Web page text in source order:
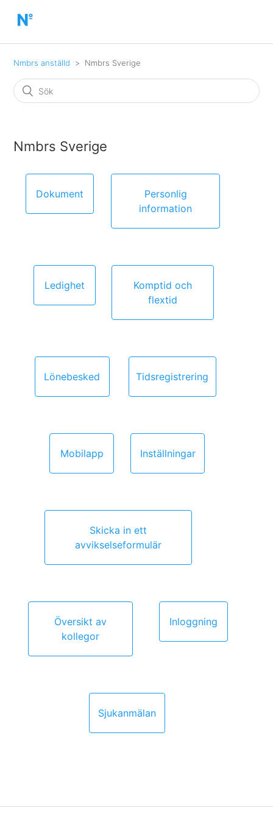
Nmbrs anställd Nmbrs Sverige
Nmbrs Sverige
Dokument
Personlig
information
Ledighet
Komptid och
flextid
Lönebesked Tidsregistrering
Mobilapp Inställningar
Skicka in ett
avvikselseformulär
Översikt av
kollegor
Inloggning
Sjukanmälan